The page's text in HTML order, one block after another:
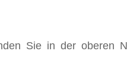
Sie in der oberen